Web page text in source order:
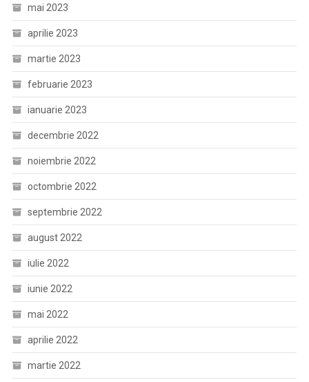
mai 2023
aprilie 2023
martie 2023
februarie 2023
ianuarie 2023
decembrie 2022
noiembrie 2022
octombrie 2022
septembrie 2022
august 2022
iulie 2022
iunie 2022
mai 2022
aprilie 2022
martie 2022